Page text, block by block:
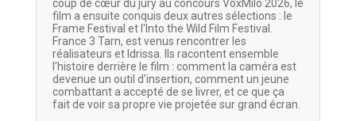
coup de cœur du jury au concours VoxMilo 2026, le
film a ensuite conquis deux autres sélections : le
Frame Festival et l'Into the Wild Film Festival.
France 3 Tarn, est venus rencontrer les
réalisateurs et Idrissa. Ils racontent ensemble
l'histoire derrière le film : comment la caméra est
devenue un outil d'insertion, comment un jeune
combattant a accepté de se livrer, et ce que ça
fait de voir sa propre vie projetée sur grand écran.